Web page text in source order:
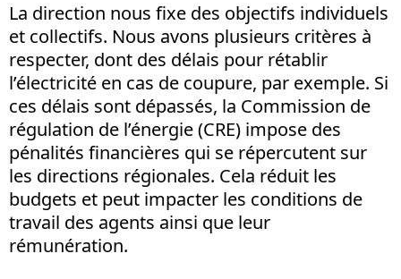
La direction nous fixe des objectifs individuels
et collectifs. Nous avons plusieurs critères à
respecter, dont des délais pour rétablir
l’électricité en cas de coupure, par exemple. Si
ces délais sont dépassés, la Commission de
régulation de l’énergie (CRE) impose des
pénalités financières qui se répercutent sur
les directions régionales. Cela réduit les
budgets et peut impacter les conditions de
travail des agents ainsi que leur
rémunération.